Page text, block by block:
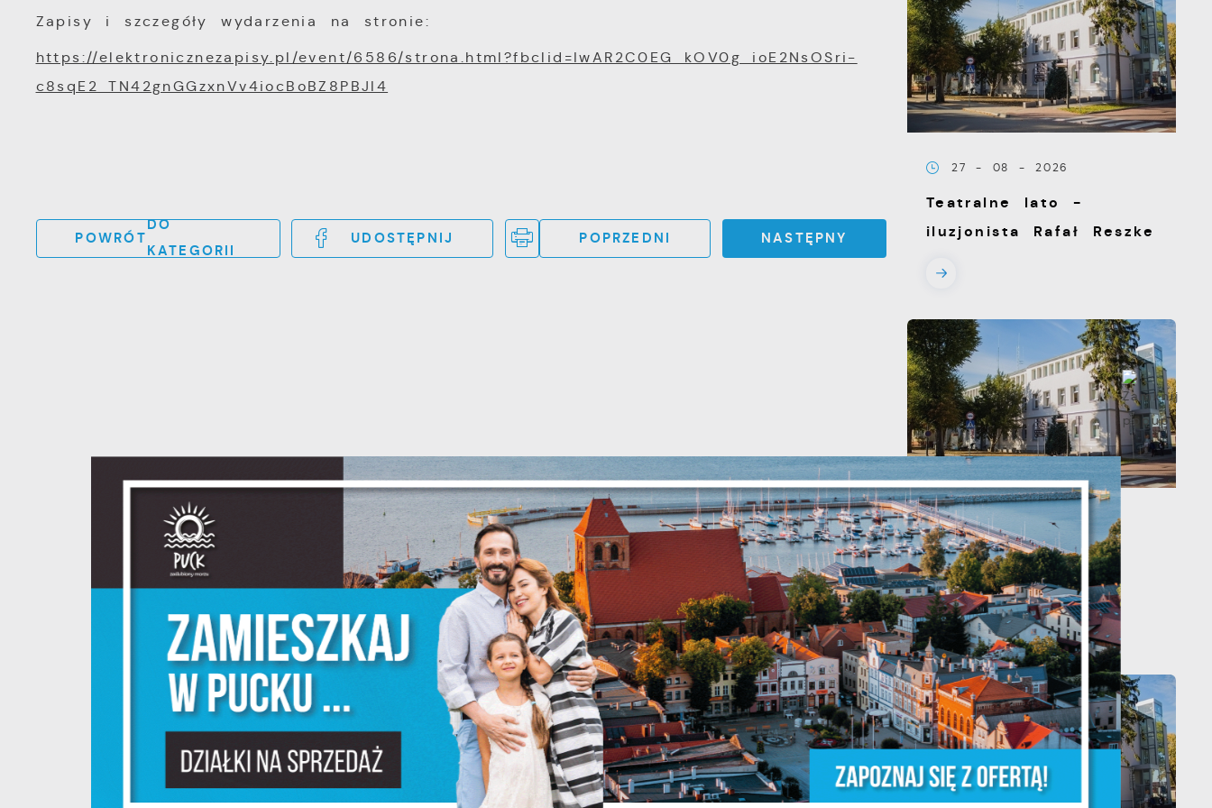
Zapisy i szczegóły wydarzenia na stronie:
https://elektronicznezapisy.pl/event/6586/strona.html?fbclid=IwAR2C0EG_kOV0g_ioE2NsOSri-
c8sqE2_TN42gnGGzxnVv4iocBoBZ8PBJl4
POWRÓT
DO
KATEGORII
UDOSTĘPNIJ POPRZEDNI NASTĘPNY
27 - 08 - 2026
Teatralne lato -
iluzjonista Rafał Reszke
20 - 08 - 2026
Teatralne lato -
Zdrowo i kolorowo
Ustawienia
Szanujemy Twoją prywatność. Możesz zmienić ustawienia
cookies lub zaakceptować je wszystkie. W dowolnym
momencie możesz dokonać zmiany swoich ustawień.
Niezbędne
Niezbędne pliki cookies służą do prawidłowego
funkcjonowania strony internetowej i umożliwiają Ci
komfortowe korzystanie z oferowanych przez nas usług.
Pliki cookies odpowiadają na podejmowane przez Ciebie
działania w celu m.in. dostosowania Twoich ustawień
preferencji prywatności, logowania czy wypełniania
formularzy. Dzięki plikom cookies strona, z której korzystasz,
może działać bez zakłóceń.
Funkcjonalne i personalizacyjne
ZAPISZ WYBRANE